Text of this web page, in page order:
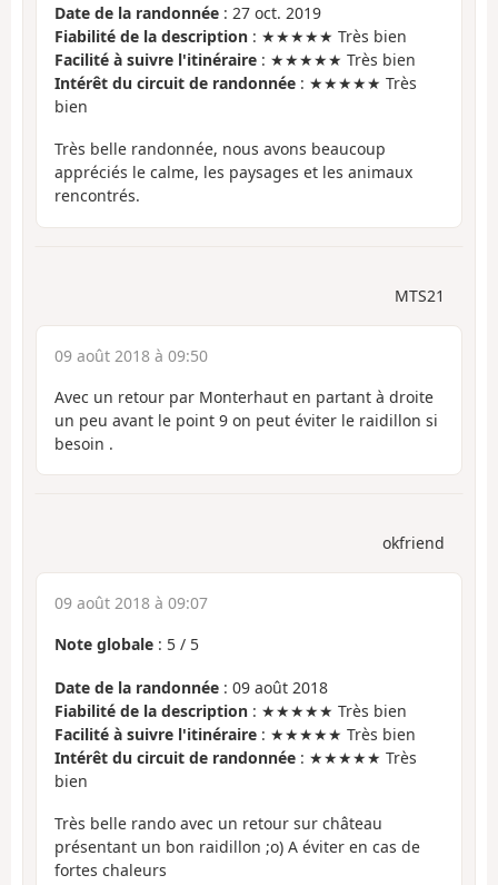
Date de la randonnée : 27 oct. 2019
Fiabilité de la description : ★★★★★ Très bien
Facilité à suivre l'itinéraire : ★★★★★ Très bien
Intérêt du circuit de randonnée : ★★★★★ Très
bien
Très belle randonnée, nous avons beaucoup
appréciés le calme, les paysages et les animaux
rencontrés.
MTS21
09 août 2018 à 09:50
Avec un retour par Monterhaut en partant à droite
un peu avant le point 9 on peut éviter le raidillon si
besoin .
okfriend
09 août 2018 à 09:07
Note globale : 5 / 5
Date de la randonnée : 09 août 2018
Fiabilité de la description : ★★★★★ Très bien
Facilité à suivre l'itinéraire : ★★★★★ Très bien
Intérêt du circuit de randonnée : ★★★★★ Très
bien
Très belle rando avec un retour sur château
présentant un bon raidillon ;o) A éviter en cas de
fortes chaleurs